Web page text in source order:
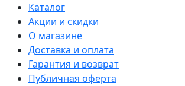
Каталог
Акции и скидки
О магазине
Доставка и оплата
Гарантия и возврат
Публичная оферта